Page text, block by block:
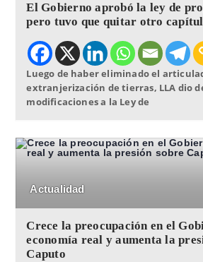
El Gobierno aprobó la ley de
pero tuvo que quitar otro
Luego de haber eliminado el
extranjerización de tierras, LLA dio
modificaciones a la Ley de
Actualidad
Crece la preocupación en el
economía real y aumenta la
Caputo